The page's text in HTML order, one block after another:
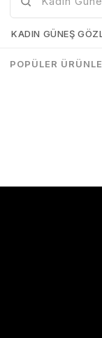
Casio-A159W-N1DF
KADIN GÜNEŞ
POPÜLER